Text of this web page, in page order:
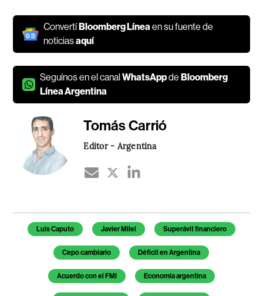
ConvertíBloomberg Líneaen su fuente de
noticiasaquí
Seguínos en el canalWhatsAppdeBloomberg
Línea Argentina
Tomás Carrió
Editor - Argentina
Temas de este artículo
Luis Caputo Javier Milei Superávit financiero
Cepo cambiario Déficit en Argentina
Acuerdo con el FMI Economía argentina